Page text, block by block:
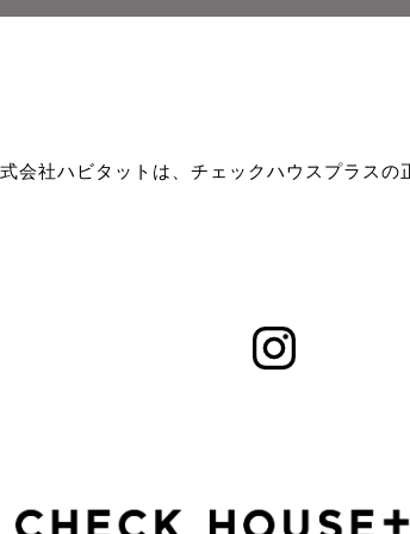
会社ハビタットは、チェックハウスプラスの